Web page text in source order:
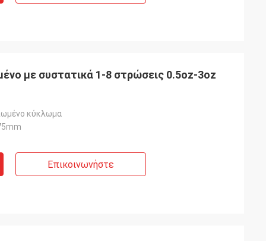
με συστατικά 1-8 στρώσεις 0.5oz-3oz
κύκλωμα
Επικοινωνήστε